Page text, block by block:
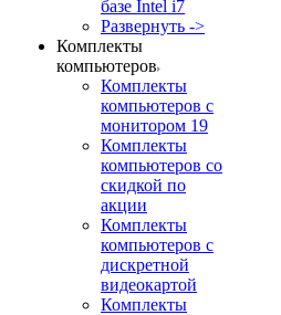
базе Intel i7
Развернуть ->
Комплекты
компьютеров
Комплекты
компьютеров с
монитором 19
Комплекты
компьютеров со
скидкой по
акции
Комплекты
компьютеров с
дискретной
видеокартой
Комплекты